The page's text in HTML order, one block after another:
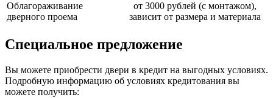
Облагораживание
дверного проема
от 3000 рублей (с монтажом),
зависит от размера и материала
Специальное предложение
Вы можете приобрести двери в кредит на выгодных условиях.
Подробную информацию об условиях кредитования вы
можете получить: